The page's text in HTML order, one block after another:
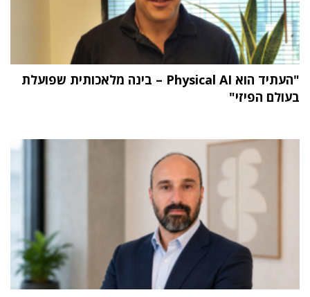
"העתיד הוא Physical AI – בינה מלאכותית שפועלת
בעולם הפיזי"